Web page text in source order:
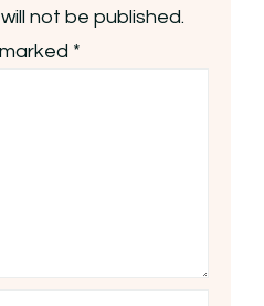
not be published.
*